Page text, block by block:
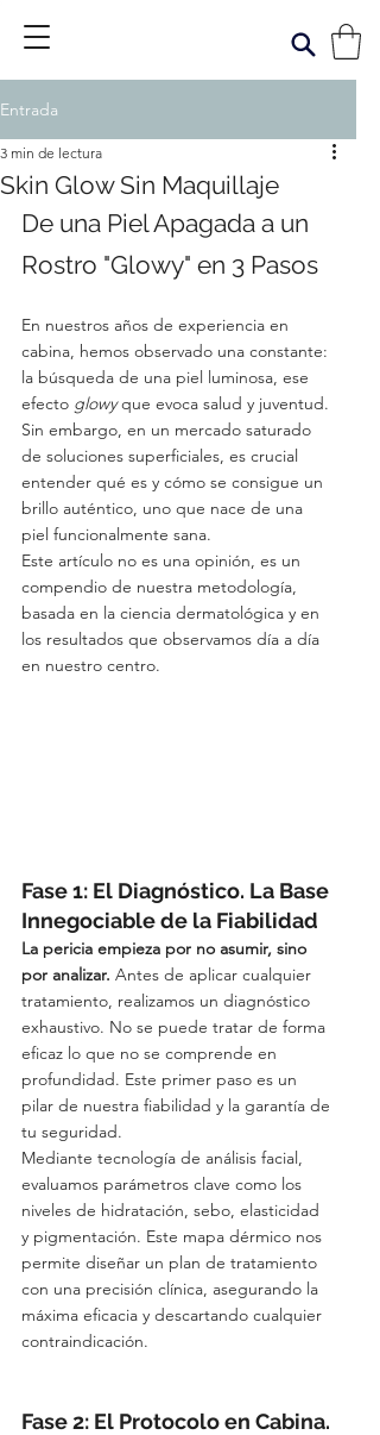
Entrada
Skin Glow Sin Maquillaje
3 min de lectura
De una Piel Apagada a un
Rostro "Glowy" en 3 Pasos
En nuestros años de experiencia en
cabina, hemos observado una constante:
la búsqueda de una piel luminosa, ese
efecto glowy que evoca salud y juventud.
Sin embargo, en un mercado saturado
de soluciones superficiales, es crucial
entender qué es y cómo se consigue un
brillo auténtico, uno que nace de una
piel funcionalmente sana.
Este artículo no es una opinión, es un
compendio de nuestra metodología,
basada en la ciencia dermatológica y en
los resultados que observamos día a día
en nuestro centro.
Fase 1: El Diagnóstico. La Base
Innegociable de la Fiabilidad
La pericia empieza por no asumir, sino
por analizar. Antes de aplicar cualquier
tratamiento, realizamos un diagnóstico
exhaustivo. No se puede tratar de forma
eficaz lo que no se comprende en
profundidad. Este primer paso es un
pilar de nuestra fiabilidad y la garantía de
tu seguridad.
Mediante tecnología de análisis facial,
evaluamos parámetros clave como los
niveles de hidratación, sebo, elasticidad
y pigmentación. Este mapa dérmico nos
permite diseñar un plan de tratamiento
con una precisión clínica, asegurando la
máxima eficacia y descartando cualquier
contraindicación.
Fase 2: El Protocolo en Cabina.